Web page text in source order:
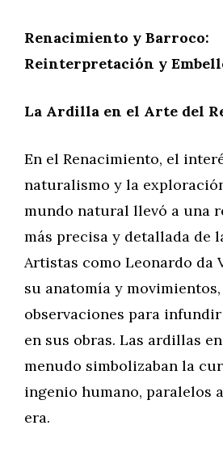
Renacimiento y Barroco:
Reinterpretación y
La Ardilla en el Arte del
En el Renacimiento, el
naturalismo y la
mundo natural llevó a una
más precisa y detallada de
Artistas como Leonardo da
su anatomía y
observaciones para
en sus obras. Las ardillas
menudo simbolizaban la
ingenio humano, paralelos
era.